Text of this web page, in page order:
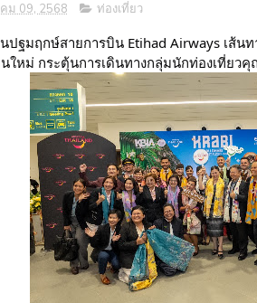
ม 09, 2568 ท่องเที่ยว
ฐมฤกษ์สายการบิน Etihad Airways เส้น
ใหม่ กระตุ้นการเดินทางกลุ่มนักท่องเที่ยว